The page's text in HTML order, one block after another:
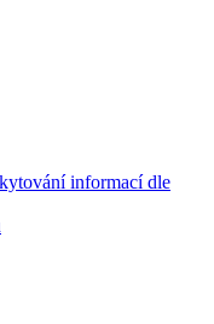
informací dle